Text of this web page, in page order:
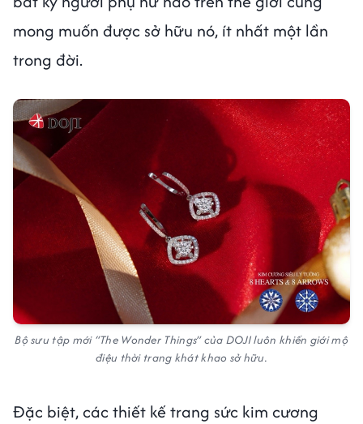
mong muốn được sở hữu nó, ít nhất một lần
trong đời.
Bộ sưu tập mới “The Wonder Things” của DOJI luôn khiến giới mộ
điệu thời trang khát khao sở hữu.
Đặc biệt, các thiết kế trang sức kim cương